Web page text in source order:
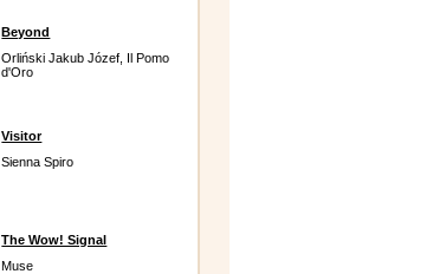
Beyond
Orliński Jakub Józef, Il Pomo
d'Oro
Visitor
Sienna Spiro
The Wow! Signal
Muse